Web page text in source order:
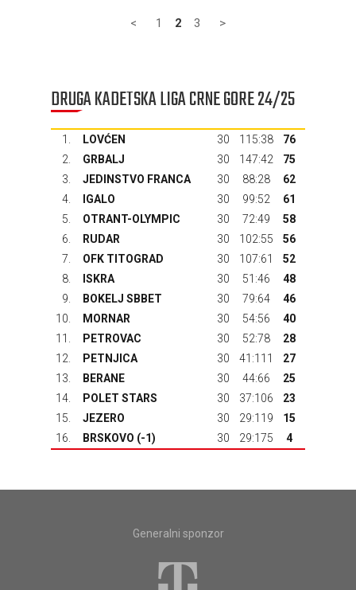
< 1 2 3 >
DRUGA KADETSKA LIGA CRNE GORE 24/25
1. LOVĆEN 30 115:38
76
2.
GRBALJ 30 147:42
75
3.
JEDINSTVO FRANCA 30 88:28
62
4.
IGALO 30 99:52
61
5.
OTRANT-OLYMPIC 30 72:49
58
6.
RUDAR 30 102:55
56
7.
OFK TITOGRAD 30 107:61
52
8.
ISKRA 30 51:46
48
9.
BOKELJ SBBET 30 79:64
46
10.
MORNAR 30 54:56
40
11.
PETROVAC 30 52:78
28
12.
PETNJICA 30 41:111
27
13.
BERANE 30 44:66
25
14.
POLET STARS 30 37:106
23
15.
JEZERO 30 29:119
15
16.
BRSKOVO (-1) 30 29:175 4
Generalni sponzor